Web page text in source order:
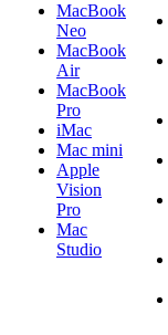
MacBook
Neo
MacBook
Air
MacBook
Pro
iMac
Mac mini
Apple
Vision
Pro
Mac
Studio